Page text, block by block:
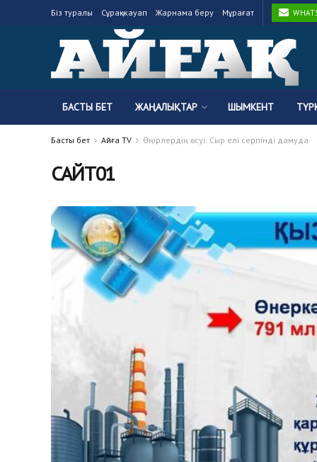
Біз туралы Сұрақ-жауап Жарнама беру Мұрағат
БАСТЫ БЕТ ЖАҢАЛЫҚТАР ШЫМКЕНТ
Басты бет Айғақ TV Өңірлердің өсуі: Сыр елі серпінді дамуда
САЙТ01